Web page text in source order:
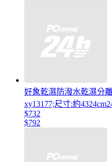
好象乾濕防潑水乾濕分
xy13177;尺寸:約
$732
$792